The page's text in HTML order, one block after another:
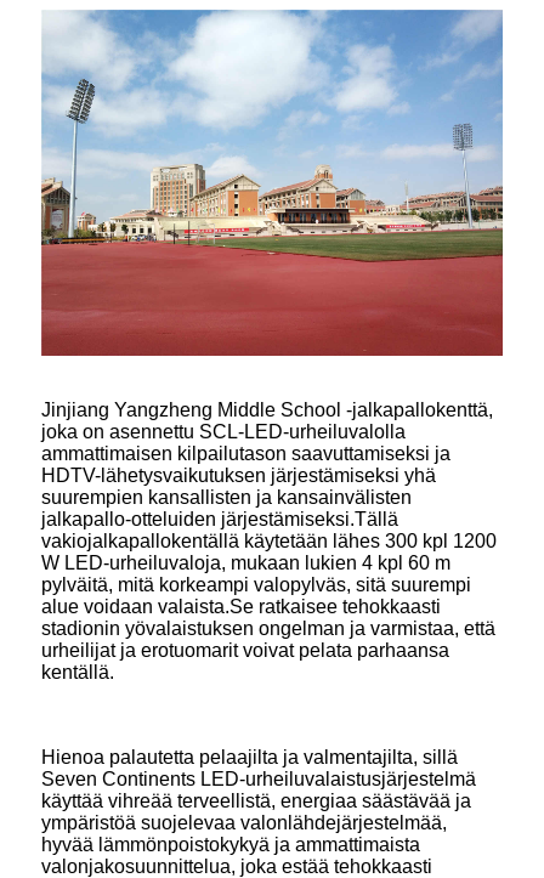
Jinjiang Yangzheng Middle School -jalkapallokenttä,
joka on asennettu SCL-LED-urheiluvalolla
ammattimaisen kilpailutason saavuttamiseksi ja
HDTV-lähetysvaikutuksen järjestämiseksi yhä
suurempien kansallisten ja kansainvälisten
jalkapallo-otteluiden järjestämiseksi.Tällä
vakiojalkapallokentällä käytetään lähes 300 kpl 1200
W LED-urheiluvaloja, mukaan lukien 4 kpl 60 m
pylväitä, mitä korkeampi valopylväs, sitä suurempi
alue voidaan valaista.Se ratkaisee tehokkaasti
stadionin yövalaistuksen ongelman ja varmistaa, että
urheilijat ja erotuomarit voivat pelata parhaansa
kentällä.
Hienoa palautetta pelaajilta ja valmentajilta, sillä
Seven Continents LED-urheiluvalaistusjärjestelmä
käyttää vihreää terveellistä, energiaa säästävää ja
ympäristöä suojelevaa valonlähdejärjestelmää,
hyvää lämmönpoistokykyä ja ammattimaista
valonjakosuunnittelua, joka estää tehokkaasti